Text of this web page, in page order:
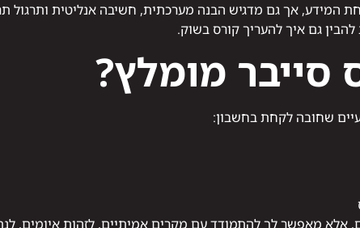
המידע, אך גם מדגיש הבנה מערכתית, חשיבה אנליטית ותרגול
גם איך להעריך קורס בשוק.
סייבר מומלץ?
שחובה לקחת בחשבון:
מאפשר לך להתמודד עם מקרים אמיתיים, לזהות איומים,